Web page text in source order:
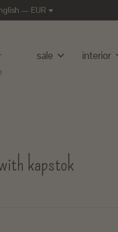
— EUR
sale interior
kapstok